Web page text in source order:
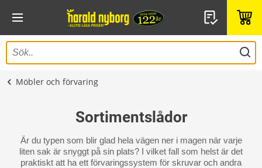
Möbler och förvaring
Sortimentslådor
Är du typen som blir glad hela vägen ner i magen när varje
liten sak är snyggt på sin plats? I vilket fall som helst är det
praktiskt att ha ett förvaringssystem för skruvar och andra